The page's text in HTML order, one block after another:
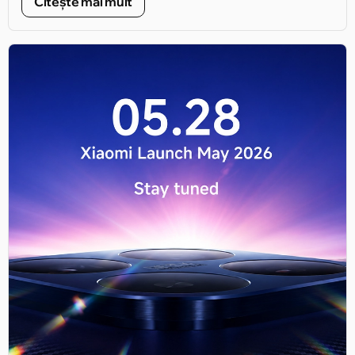
periscopic real, baterie mare siliciu-carbon și semnătura
fotografică Leica.